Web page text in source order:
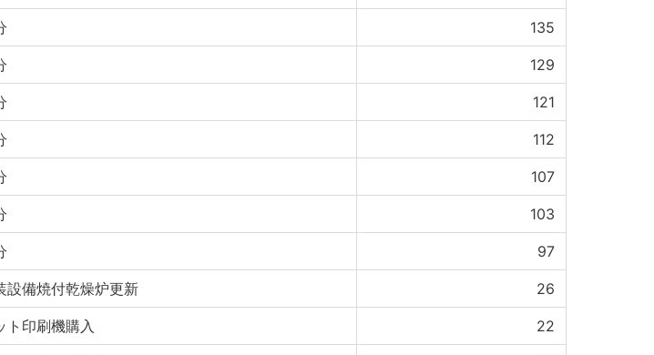
135
129
121
112
107
103
97
設備焼付乾燥炉更新 26
ト印刷機購入 22